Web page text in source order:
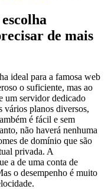
de mais
ideal para a famosa web
o suficiente, mas ao
um servidor dedicado
vários planos diversos,
é fácil e sem
não haverá nenhuma
de domínio que são
privada. A
a de uma conta de
o desempenho é muito